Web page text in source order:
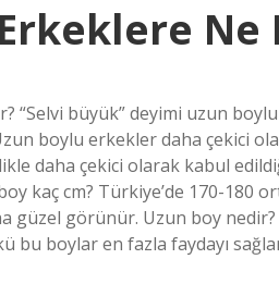
Ne
“Selvi büyük” deyimi uzun
boylu erkekler daha çekici
daha çekici olarak kabul
kaç cm? Türkiye’de 170-180
görünür. Uzun boy nedir?
bu boylar en fazla faydayı